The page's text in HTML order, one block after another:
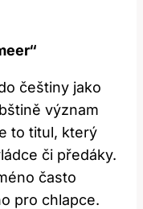
češtiny jako‍
význam
to titul, který
či předáky.
často
pro chlapce.